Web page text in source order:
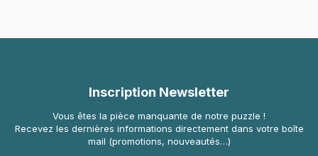
Inscription Newsletter
Vous êtes la pièce manquante de notre puzzle !
Recevez les dernières informations directement dans votre boîte
mail (promotions, nouveautés…)